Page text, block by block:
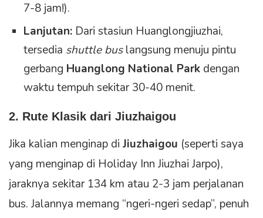
7-8 jam!).
Lanjutan: Dari stasiun Huanglongjiuzhai,
tersedia shuttle buslangsung menuju pintu
gerbang Huanglong National Park dengan
waktu tempuh sekitar 30-40 menit.
2. Rute Klasik dari Jiuzhaigou
Jika kalian menginap di Jiuzhaigou (seperti saya
yang menginap di Holiday Inn Jiuzhai Jarpo),
jaraknya sekitar 134 km atau 2-3 jam perjalanan
bus. Jalannya memang “ngeri-ngeri sedap”, penuh